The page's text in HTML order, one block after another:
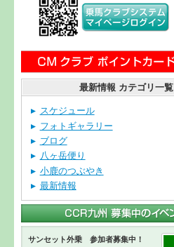
最新情報 カテゴリ一覧
スケジュール
フォトギャラリー
ブログ
八ヶ岳便り
小鹿のつぶやき
最新情報
サンセット外乗 参加者募集中！